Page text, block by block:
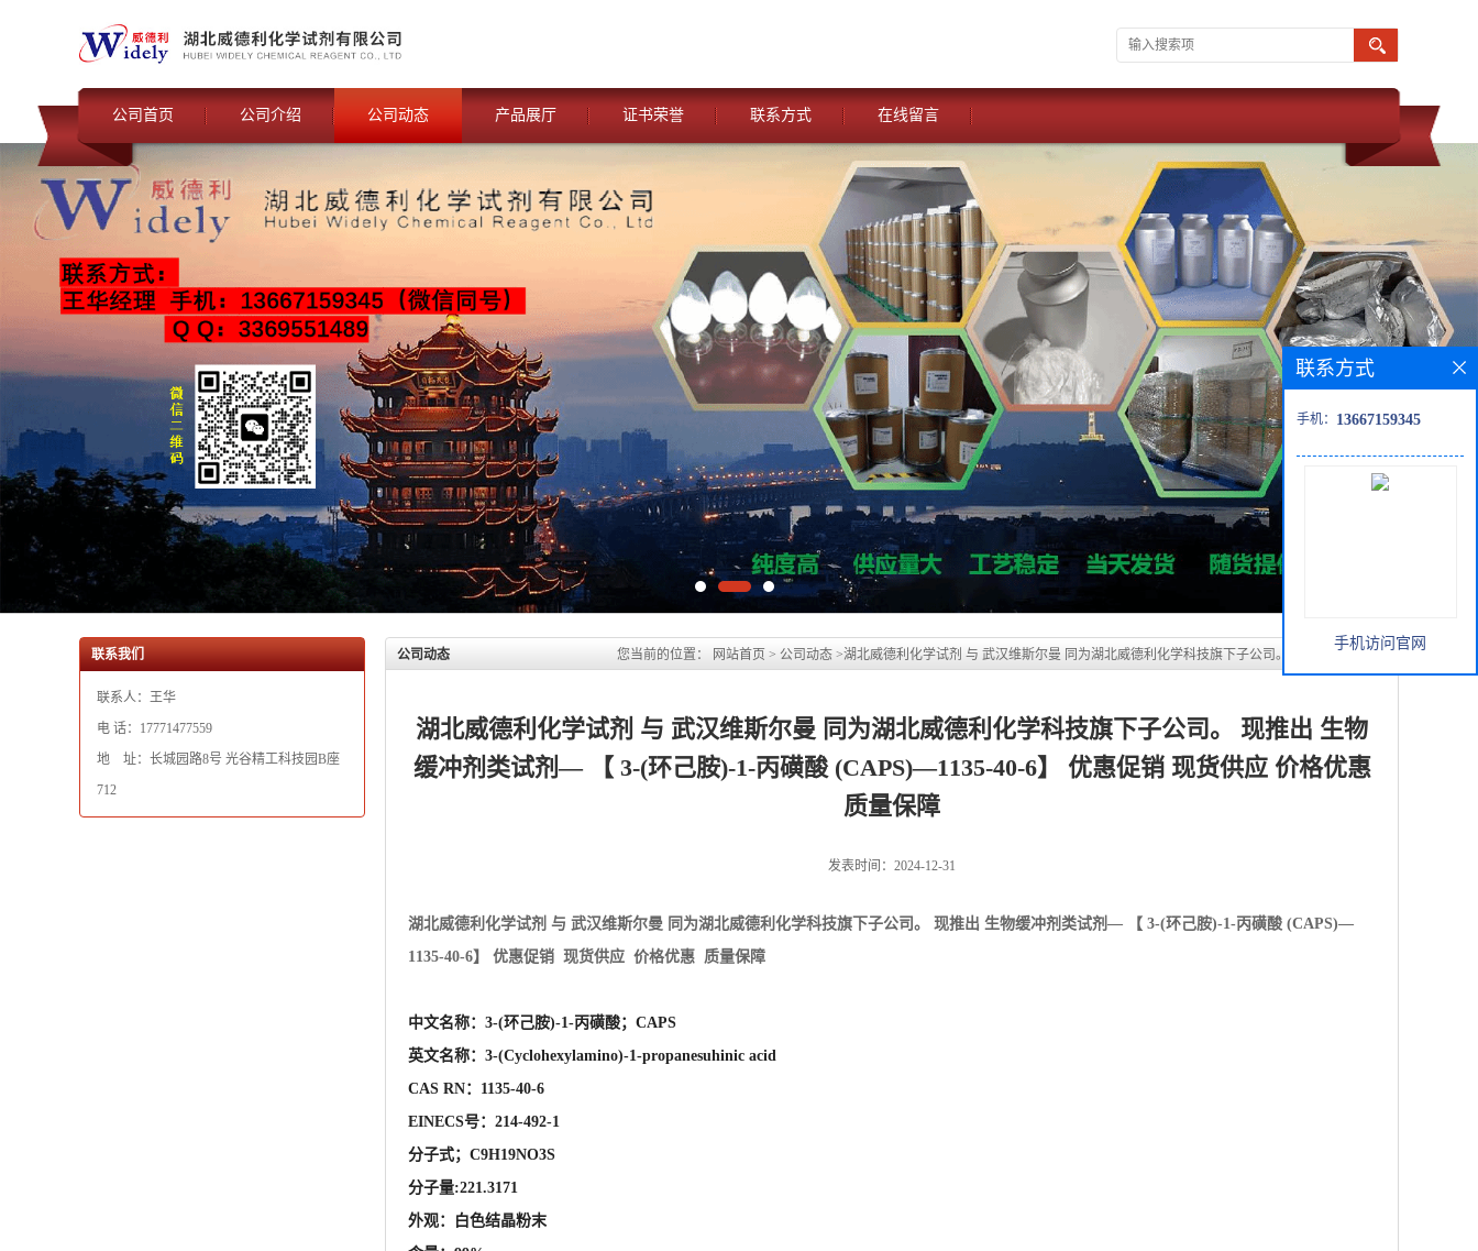
公司首页 公司介绍 公司动态 产品展厅 证书荣誉 联系方式 在线留言
联系我们
联系人：王华
电 话：17771477559
地 址：长城园路8号 光谷精工科技园B座
公司动态 您当前的位置： 网站首页 >湖北威德利化学试剂 与 武汉维斯尔曼 同为湖北威德利化学科技旗下子公司。 现推出 生物缓
冲剂类试剂— 【 3-(环己胺)-1-丙磺酸 (CAPS)—1135-40-6】 优惠促销 现货供应 价格优惠 质量保障
湖北威德利化学试剂 与 武汉维斯尔曼 同为湖北威德利化学科技旗下子公司。 现推出 生物
缓冲剂类试剂— 【 3-(环己胺)-1-丙磺酸 (CAPS)—1135-40-6】 优惠促销 现货供应 价格优惠
质量保障
发表时间：2024-12-31
湖北威德利化学试剂 与 武汉维斯尔曼 同为湖北威德利化学科技旗下子公司。 现推出 生物缓冲剂类试剂— 【3-(环己胺)-1-丙磺酸 (CAPS)—
1135-40-6】 优惠促销 现货供应 价格优惠 质量保障
EINECS号：214-492-1
分子式；C9H19NO3S
外观：白色结晶粉末
含量：99%
提供产品检测方法、图谱，
详情可咨询 王华 13667159345 （微信同号） QQ：3369551489
联系方式
手机： 13667159345
手机访问官网